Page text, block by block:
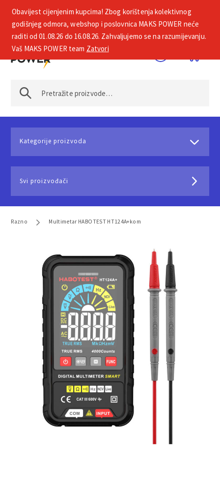
+385 1 2002 575
Kategorije proizvoda
Svi proizvođači
Razno Multimetar HABOTEST HT124A+kom
Obavijest cijenjenim kupcima! Zbog korištenja kolektivnog
godišnjeg odmora, webshop i poslovnica MAKS POWER neće
raditi od 01.08.26 do 16.08.26. Zahvaljujemo se na razumijevanju.
Vaš MAKS POWER team Zatvori